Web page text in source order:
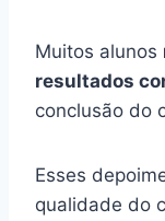
Muitos alunos
resultados
conclusão do
Esses
qualidade do